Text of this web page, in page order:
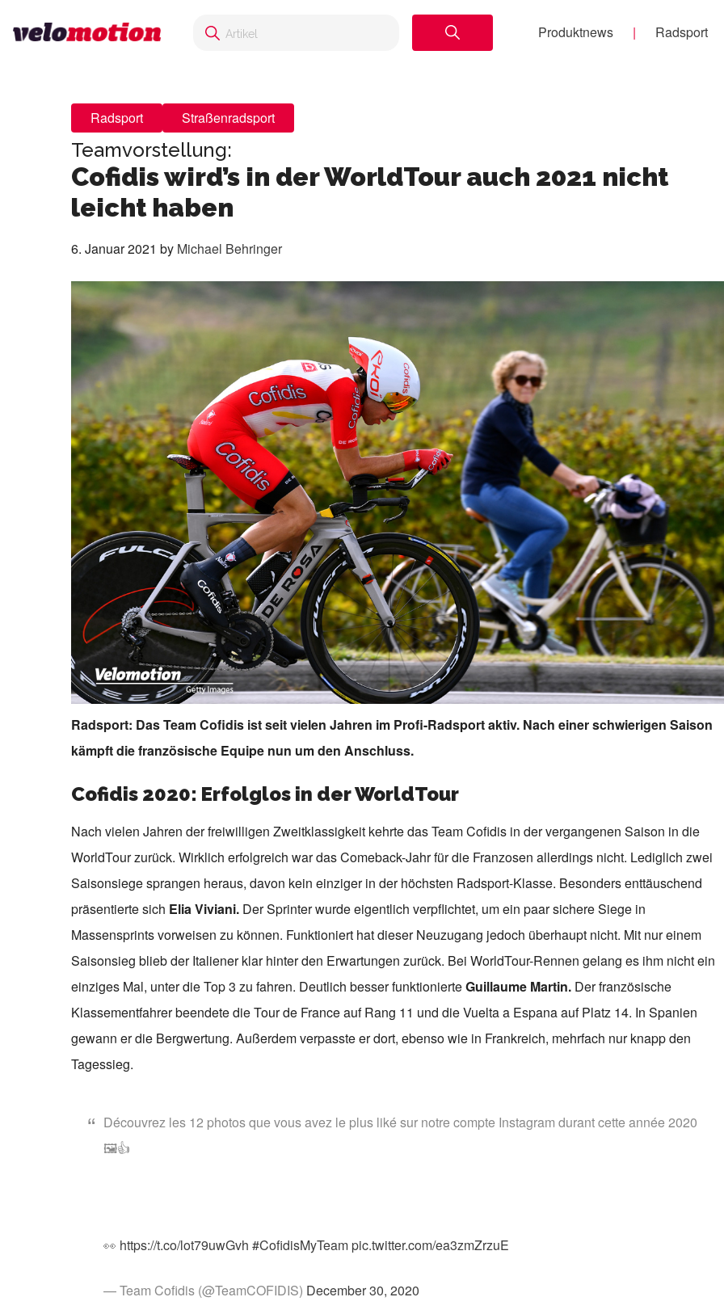
Produktnews Radsport
Radsport Straßenradsport
Teamvorstellung:
Cofidis wird’s in der WorldTour auch 2021 nicht
leicht haben
6. Januar 2021 by Michael Behringer
Radsport: Das Team Cofidis ist seit vielen Jahren im Profi-Radsport aktiv. Nach einer schwierigen Saison
kämpft die französische Equipe nun um den Anschluss.
Cofidis 2020: Erfolglos in der WorldTour
Nach vielen Jahren der freiwilligen Zweitklassigkeit kehrte das Team Cofidis in der vergangenen Saison in die
WorldTour zurück. Wirklich erfolgreich war das Comeback-Jahr für die Franzosen allerdings nicht. Lediglich zwei
Saisonsiege sprangen heraus, davon kein einziger in der höchsten Radsport-Klasse. Besonders enttäuschend
präsentierte sich Elia Viviani. Der Sprinter wurde eigentlich verpflichtet, um ein paar sichere Siege in
Massensprints vorweisen zu können. Funktioniert hat dieser Neuzugang jedoch überhaupt nicht. Mit nur einem
Saisonsieg blieb der Italiener klar hinter den Erwartungen zurück. Bei WorldTour-Rennen gelang es ihm nicht ein
einziges Mal, unter die Top 3 zu fahren. Deutlich besser funktionierteGuillaume Martin. Der französische
Klassementfahrer beendete die Tour de France auf Rang 11 und die Vuelta a Espana auf Platz 14. In Spanien
gewann er die Bergwertung. Außerdem verpasste er dort, ebenso wie in Frankreich, mehrfach nur knapp den
Tagessieg.
Découvrez les 12 photos que vous avez le plus liké sur notre compte Instagram durant cette année 2020
🖼👍
👀 https://t.co/lot79uwGvh #CofidisMyTeampic.twitter.com/ea3zmZrzuE
— Team Cofidis (@TeamCOFIDIS) December 30, 2020